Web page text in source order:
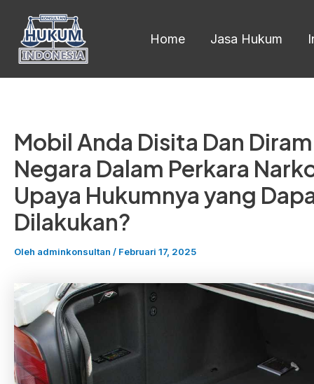
konten
Home Jasa Hukum
Mobil Anda Disita Dan
Negara Dalam Perkara
Upaya Hukumnya yang
Dilakukan?
Oleh adminkonsultan / Februari 17, 2025